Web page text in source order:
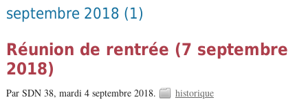
septembre 2018 (1)
Réunion de rentrée (7 septembre
2018)
Par SDN 38, mardi 4 septembre 2018. historique